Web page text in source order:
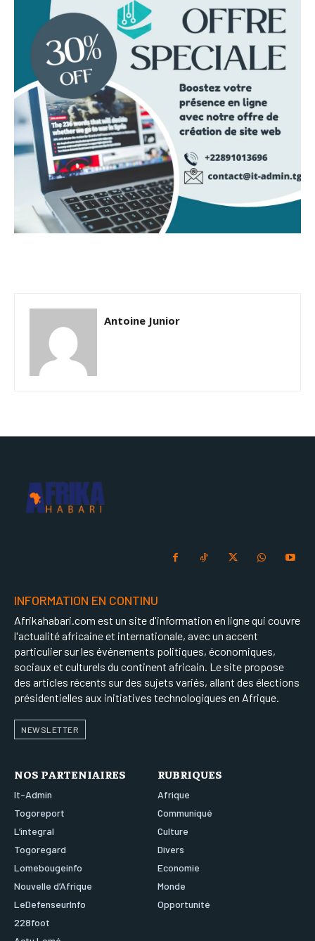
Antoine Junior
INFORMATION EN CONTINU
Afrikahabari.com est un site d'information en ligne qui couvre
l'actualité africaine et internationale, avec un accent
particulier sur les événements politiques, économiques,
sociaux et culturels du continent africain. Le site propose
des articles récents sur des sujets variés, allant des élections
présidentielles aux initiatives technologiques en Afrique.
NEWSLETTER
NOS PARTENIAIRES
It-Admin
Togoreport
L’integral
Togoregard
Lomebougeinfo
Nouvelle d’Afrique
LeDefenseurInfo
228foot
RUBRIQUES
Afrique
Communiqué
Culture
Divers
Economie
Monde
Opportunité